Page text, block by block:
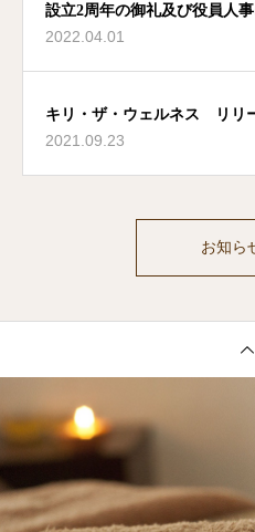
設立2周年の御礼及び役員人
2022.04.01
キリ・ザ・ウェルネス リリ
2021.09.23
お知ら